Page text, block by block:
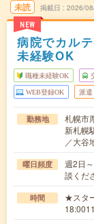
未読
NEW
掲載日 2026/
病院でカル
未経験OK
職種未経験OK
WEB登録OK 派遣
勤務地
札幌市
新札幌
／大谷
曜日頻度
週2日
談くだ
時間
★スタ